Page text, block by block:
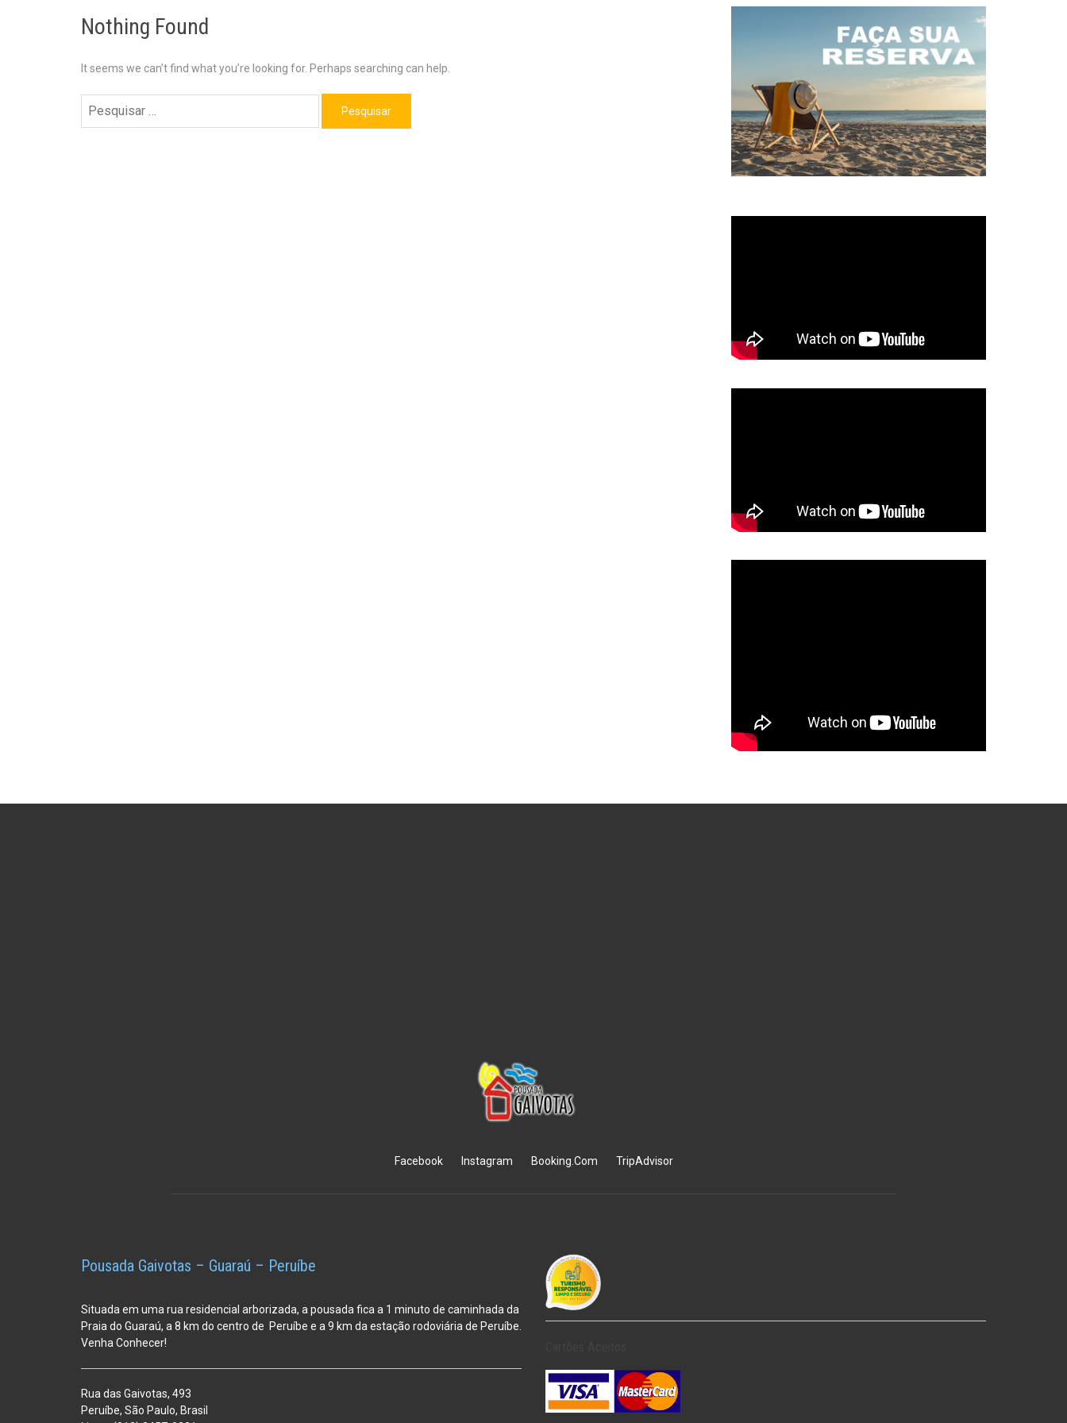
Nothing Found
It seems we can’t find what you’re looking for. Perhaps searching can help.
por:
Facebook Instagram Booking.Com TripAdvisor
Pousada Gaivotas – Guaraú – Peruíbe
Situada em uma rua residencial arborizada, a pousada fica a 1 minuto de caminhada da
Praia do Guaraú, a 8 km do centro de Peruíbe e a 9 km da estação rodoviária de Peruíbe.
Venha Conhecer!
Rua das Gaivotas, 493
Peruíbe, São Paulo, Brasil